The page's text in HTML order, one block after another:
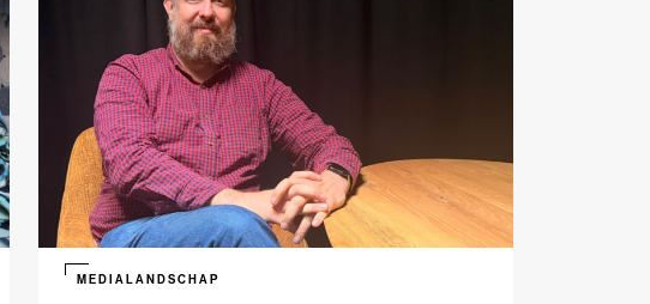
MEDIALANDSCHAP